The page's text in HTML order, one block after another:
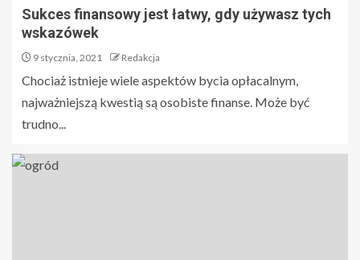
Sukces finansowy jest łatwy, gdy używasz tych
wskazówek
9 stycznia, 2021 Redakcja
Chociaż istnieje wiele aspektów bycia opłacalnym,
najważniejszą kwestią są osobiste finanse. Może być
trudno...